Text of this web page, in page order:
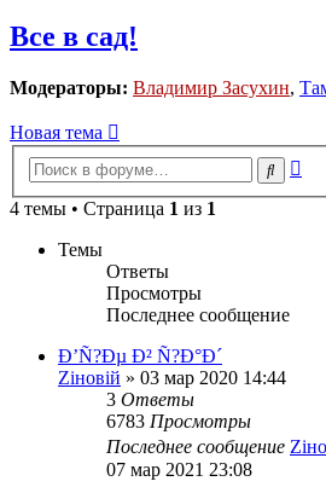
Все в сад!
Модераторы: Владимир Засухин,
Новая тема
Поиск
4 темы • Страница 1 из 1
Темы
Ответы
Просмотры
Последнее сообщение
Ð’Ñ?Ðµ Ð² Ñ?Ð°Ð´
Zіновій » 03 мар 2020 14:44
3 Ответы
6783 Просмотры
Последнее сообщение
07 мар 2021 23:08